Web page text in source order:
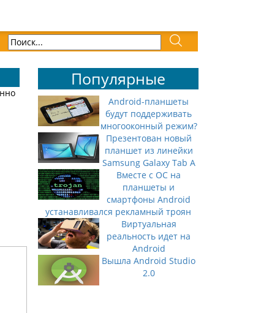
Популярные
Android-планшеты
будут поддерживать
многооконный режим?
Презентован новый
планшет из линейки
Samsung Galaxy Tab A
Вместе с ОС на
планшеты и
смартфоны Android
устанавливался рекламный троян
Виртуальная
реальность идет на
Android
Вышла Android Studio
2.0